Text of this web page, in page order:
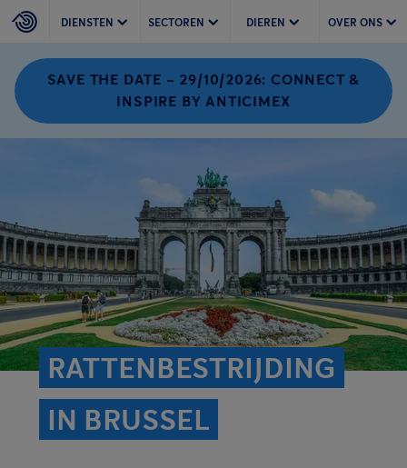
DIENSTEN SECTOREN DIEREN OVER ONS
SAVE THE DATE – 29/10/2026: CONNECT &
INSPIRE BY ANTICIMEX
RATTENBESTRIJDING
IN BRUSSEL